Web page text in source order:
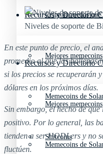
Recursos y Directorio
Mejores memecoins
Memecoins de
Shitcoins
Criptomonedas
Recursos y Directorio
Mejores memecoins
Memecoins de
Niveles de soporte de
En este punto de precio, el
promedio al que las ballenas
si los precios se recuperarán
dólares en los próximos días.
Sin embargo, el hecho de que
positivo. Por lo general, las
tienden a ser HODLers y no
fluctúen.